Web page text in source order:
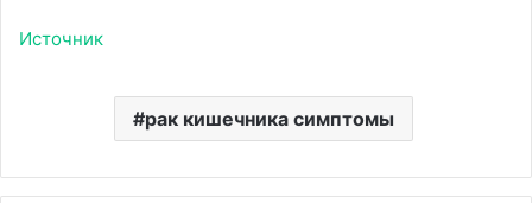
Источник
рак кишечника симптомы